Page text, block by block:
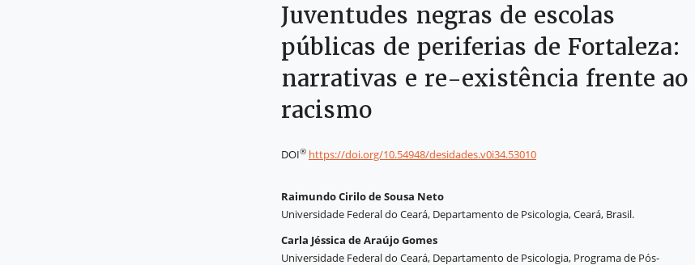
Juventudes negras de escolas
públicas de periferias de Fortaleza:
narrativas e re-existência frente ao
racismo
DOI® https://doi.org/10.54948/desidades.v0i34.53010
Raimundo Cirilo de Sousa Neto
Universidade Federal do Ceará, Departamento de Psicologia, Ceará, Brasil.
Carla Jéssica de Araújo Gomes
Universidade Federal do Ceará, Departamento de Psicologia, Programa de Pós-